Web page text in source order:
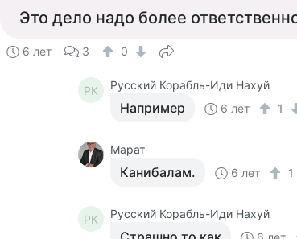
Это дело надо более
6 лет 3 0
РК Русский Корабль-Иди Нахуй
Например 6 лет 1
Марат
Канибалам. 6 лет 1
РК Русский Корабль-Иди Нахуй